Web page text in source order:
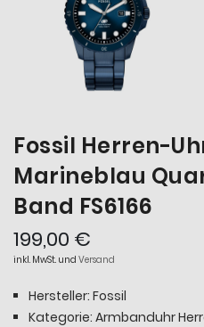
Fossil Herren-
Marineblau
Band FS6166
199,00 €
inkl. MwSt. und Versand
Hersteller: Fossil
Kategorie: Armbanduhr